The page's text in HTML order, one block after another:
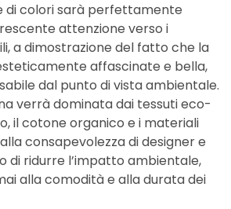
di colori sarà perfettamente
attenzione verso i
a dimostrazione del fatto che la
affascinate e bella,
dal punto di vista ambientale.
verrà dominata dai tessuti eco-
il cotone organico e i materiali
consapevolezza di designer e
di ridurre l’impatto ambientale,
alla comodità e alla durata dei